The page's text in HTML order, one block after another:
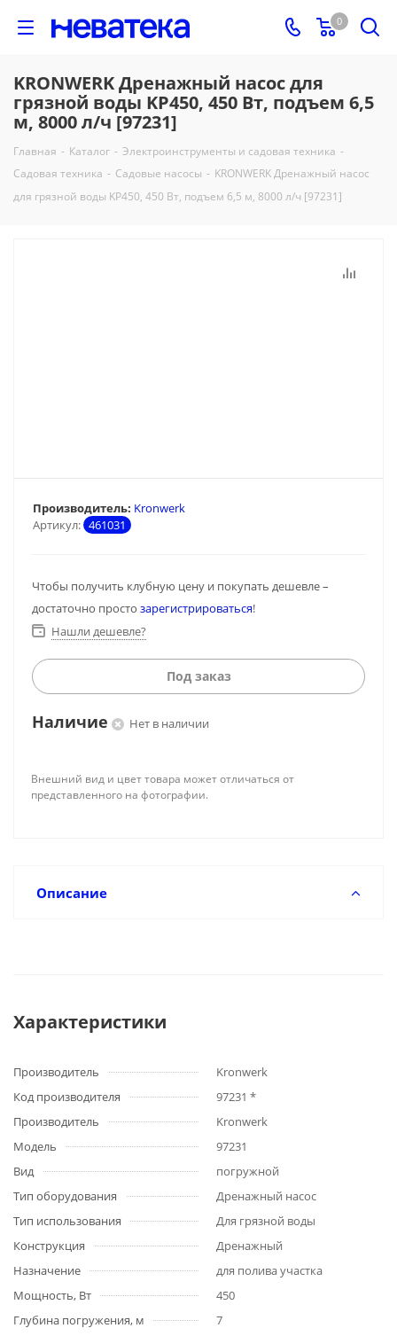
0
KRONWERK Дренажный насос для
грязной воды KP450, 450 Вт, подъем 6,5
м, 8000 л/ч [97231]
Главная - Каталог - Электроинструменты и садовая техника -
Садовая техника - Садовые насосы - KRONWERK Дренажный насос
для грязной воды KP450, 450 Вт, подъем 6,5 м, 8000 л/ч [97231]
Артикул: 461031
Производитель: Kronwerk
Чтобы получить клубную цену и покупать дешевле –
достаточно просто зарегистрироваться!
Нашли дешевле?
Под заказ
Наличие Нет в наличии
Внешний вид и цвет товара может отличаться от
представленного на фотографии.
Описание
Характеристики
Производитель
Kronwerk
Код производителя
97231 *
Производитель
Kronwerk
Модель
97231
Вид
погружной
Тип оборудования
Дренажный насос
Тип использования
Для грязной воды
Конструкция
Дренажный
Назначение
для полива участка
Мощность, Вт
450
Глубина погружения, м
7